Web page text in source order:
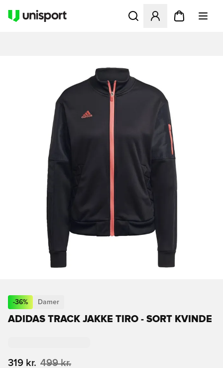
Åbner en Modal til at
-36% Damer
ADIDAS TRACK JAKKE TIRO - SORT KVINDE
319 kr. 499 kr.